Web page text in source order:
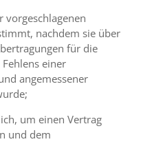
vorgeschlagenen
nachdem sie über
für die
einer
angemessener
um einen Vertrag
und dem